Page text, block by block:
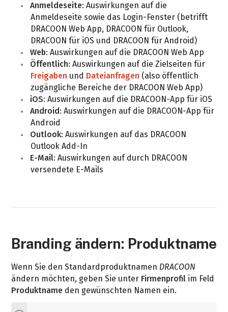
Anmeldeseite: Auswirkungen auf die
Anmeldeseite sowie das Login-Fenster (betrifft
DRACOON Web App, DRACOON für Outlook,
DRACOON für iOS und DRACOON für Android)
Web: Auswirkungen auf die DRACOON Web App
Öffentlich: Auswirkungen auf die Zielseiten für
Freigaben und Dateianfragen (also öffentlich
zugängliche Bereiche der DRACOON Web App)
iOS: Auswirkungen auf die DRACOON-App für iOS
Android: Auswirkungen auf die DRACOON-App für
Android
Outlook: Auswirkungen auf das DRACOON
Outlook Add-In
E-Mail: Auswirkungen auf durch DRACOON
versendete E-Mails
Branding ändern: Produktname
Wenn Sie den Standardproduktnamen DRACOON
ändern möchten, geben Sie unter Firmenprofil im Feld
Produktname den gewünschten Namen ein.